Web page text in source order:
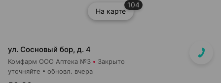
На карте
104
ул. Сосновый бор, д. 4
Комфарм ООО Аптека №3 Закрыто
уточняйте обновл. вчера